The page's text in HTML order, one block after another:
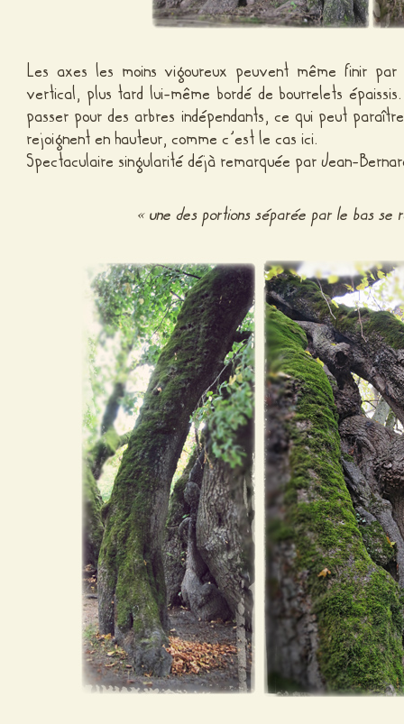
Les axes les moins vigoureux peuvent même finir
vertical, plus tard lui-même bordé de bourrelets
passer pour des arbres indépendants, ce qui peut
rejoignent en hauteur, comme c’est le cas ici.
Spectaculaire singularité déjà remarquée par Jean-
« une des portions séparée par le bas se